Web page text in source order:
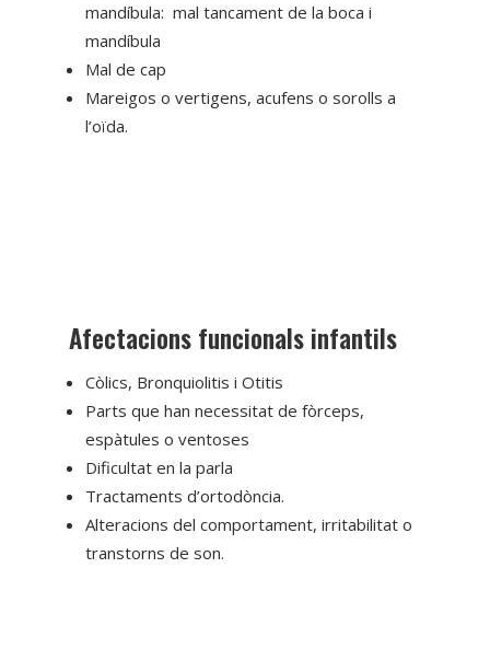
mandíbula: mal tancament de la boca i
mandíbula
Mal de cap
Mareigos o vertigens, acufens o sorolls a
l’oïda.
Afectacions funcionals infantils
Còlics, Bronquiolitis i Otitis
Parts que han necessitat de fòrceps,
espàtules o ventoses
Dificultat en la parla
Tractaments d’ortodòncia.
Alteracions del comportament, irritabilitat o
transtorns de son.